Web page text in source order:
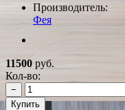
Производитель:
Фея
11500 руб.
Кол-во:
−
Купить